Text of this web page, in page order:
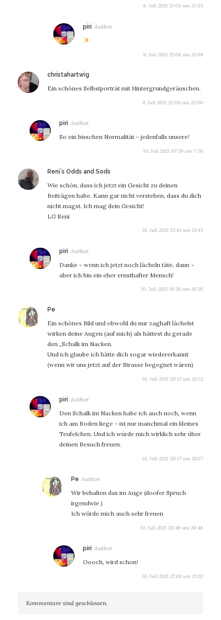
9. Juli 2021 21:03 um 21:03
piri sagt:
9. Juli 2021 21:08 um 21:08
christahartwig
Ein schönes Selbstporträt mit Hintergrundgeräuschen.
9. Juli 2021 22:00 um 22:00
piri sagt:
So ein bisschen Normalität – jedenfalls unsere!
10. Juli 2021 07:59 um 7:59
Reni´s Odds and Sods
Wie schön, dass ich jetzt ein Gesicht zu deinen
Beiträgen habe. Kann gar nicht verstehen, dass du dich
nicht magst. Ich mag dein Gesicht!
LG Reni
10. Juli 2021 15:43 um 15:43
piri sagt:
Danke – wenn ich jetzt noch lächeln täte, dann –
aber ich bin ein eher ernsthafter Mensch!
10. Juli 2021 18:26 um 18:26
Pe
Ein schönes Bild und obwohl du nur zaghaft lächelst
wirken deine Augen (auf mich) als hättest du gerade
den „Schalk im Nacken.
Und ich glaube ich hätte dich sogar wiedererkannt
(wenn wir uns jetzt auf der Strasse begegnet wären)
10. Juli 2021 20:12 um 20:12
piri sagt:
Den Schalk im Nacken habe ich auch noch, wenn
ich am Boden liege – ist nur manchmal ein kleines
Teufelchen. Und ich würde mich wirklich sehr über
deinen Besuch freuen.
10. Juli 2021 20:17 um 20:17
Pe sagt:
Wir behalten das im Auge (doofer Spruch
irgendwie )
Ich würde mich auch sehr freuen
10. Juli 2021 20:48 um 20:48
piri sagt:
Oooch, wird schon!
10. Juli 2021 21:02 um 21:02
Kommentare sind geschlossen.